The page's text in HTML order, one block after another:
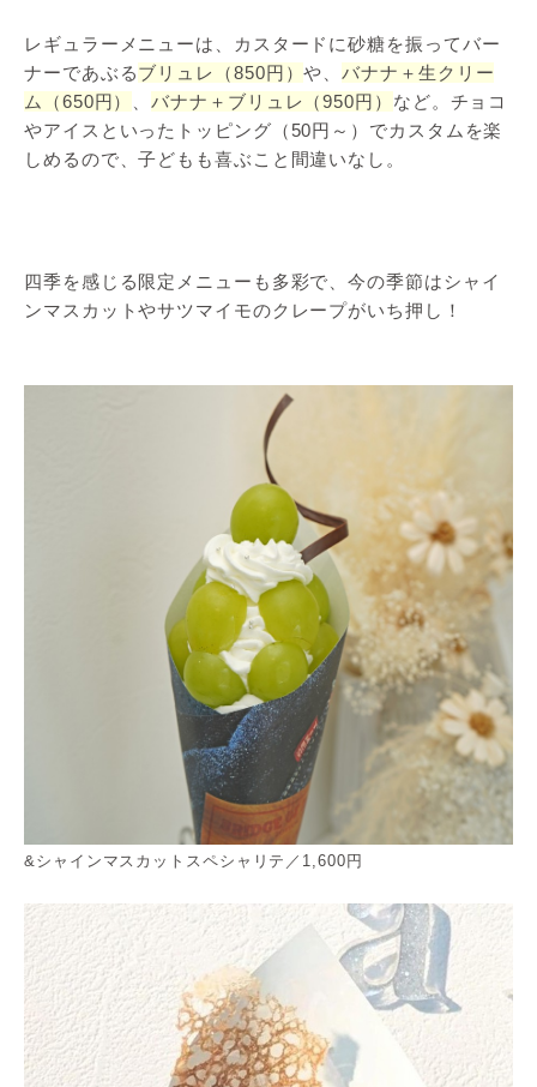
レギュラーメニューは、カスタードに砂糖を振ってバー
ナーであぶるブリュレ（850円）や、バナナ＋生クリー
ム（650円）
、バナナ＋ブリュレ（950円） など。チョコ
やアイスといったトッピング（50円～）でカスタムを楽
しめるので、子どもも喜ぶこと間違いなし。
四季を感じる限定メニューも多彩で、今の季節はシャイ
ンマスカットやサツマイモのクレープがいち押し！
&シャインマスカットスペシャリテ／1,600円